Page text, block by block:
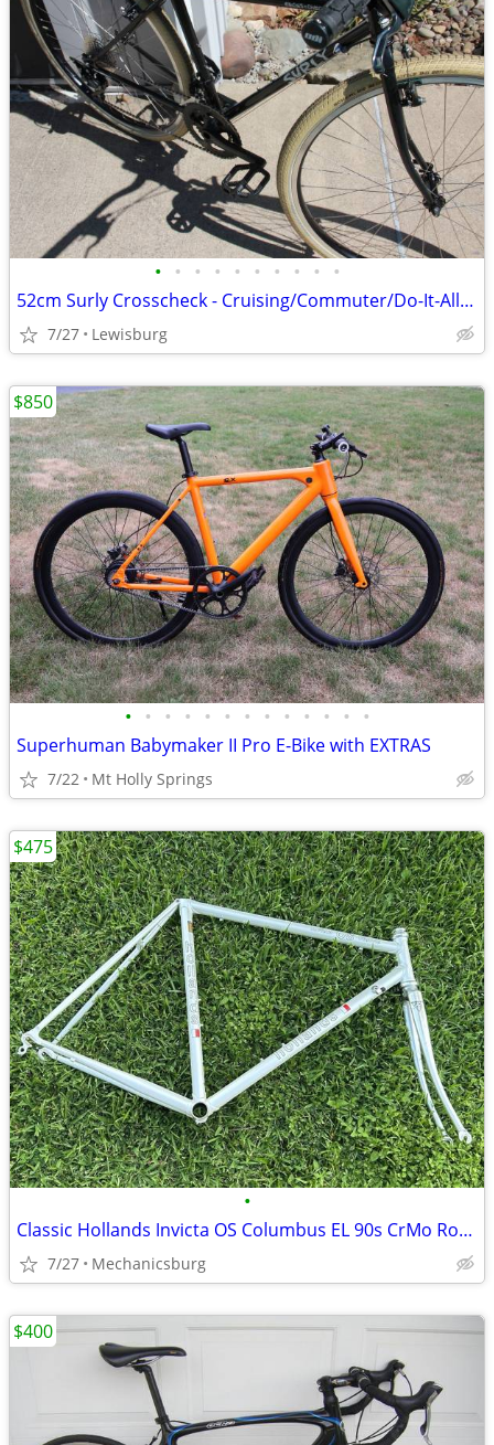
• • • • • • • • • •
52cm Surly Crosscheck - Cruising/Commuter/Do-It-All Bike
7/27 Lewisburg
• • • • • • • • • • • • •
Superhuman Babymaker II Pro E-Bike with EXTRAS
7/22 Mt Holly Springs
$850
•
Classic Hollands Invicta OS Columbus EL 90s CrMo Road Bike Fork 700c H
7/27 Mechanicsburg
$475
$400